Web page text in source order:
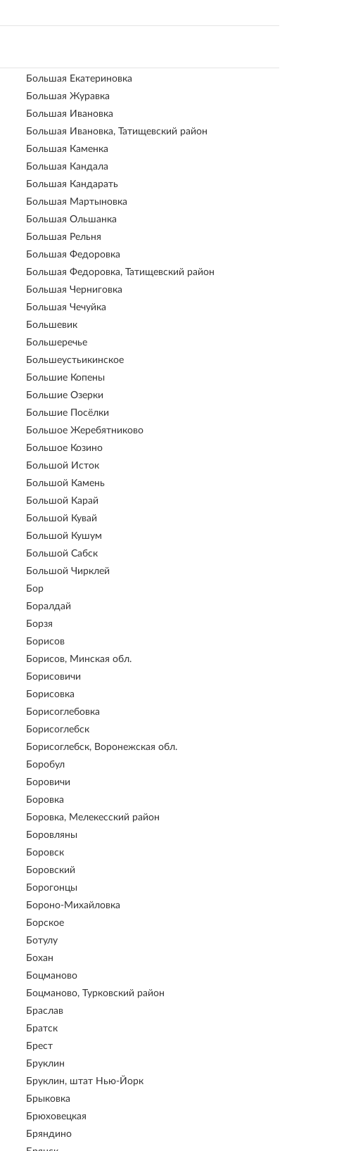
Большая Екатериновка
Большая Журавка
Большая Ивановка
Большая Ивановка, Татищевский район
Большая Каменка
Большая Кандала
Большая Кандарать
Большая Мартыновка
Большая Ольшанка
Большая Рельня
Большая Федоровка
Большая Федоровка, Татищевский район
Большая Черниговка
Большая Чечуйка
Большевик
Большеречье
Большеустьикинское
Большие Копены
Большие Озерки
Большие Посёлки
Большое Жеребятниково
Большое Козино
Большой Исток
Большой Камень
Большой Карай
Большой Кувай
Большой Кушум
Большой Сабск
Большой Чирклей
Бор
Боралдай
Борзя
Борисов
Борисов, Минская обл.
Борисовичи
Борисовка
Борисоглебовка
Борисоглебск
Борисоглебск, Воронежская обл.
Боробул
Боровичи
Боровка
Боровка, Мелекесский район
Боровляны
Боровск
Боровский
Борогонцы
Бороно-Михайловка
Борское
Ботулу
Бохан
Боцманово
Боцманово, Турковский район
Браслав
Братск
Брест
Бруклин
Бруклин, штат Нью-Йорк
Брыковка
Брюховецкая
Бряндино